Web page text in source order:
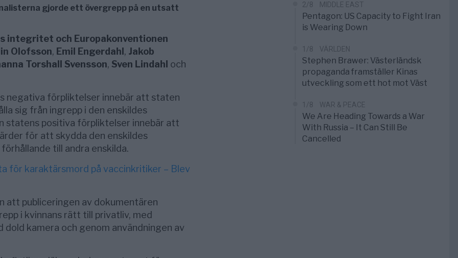
gjorde ett övergrepp på en utsatt
integritet och Europakonventionen
Olofsson, Emil Engerdahl , Jakob
Torshall Svensson, Sven Lindahl och
negativa förpliktelser innebär att staten
sig från ingrepp i den enskildes
statens positiva förpliktelser innebär att
för att skydda den enskildes
till andra enskilda.
för karaktärsmord på vaccinkritiker – Blev
att publiceringen av dokumentären
i kvinnans rätt till privatliv, med
dold kamera och genom användningen av
2/8 MIDDLE EAST
Pentagon: US Capacity to Fight Iran
is Wearing Down
1/8 VÄRLDEN
Stephen Brawer: Västerländsk
propaganda framställer Kinas
utveckling som ett hot mot Väst
1/8 WAR & PEACE
We Are Heading Towards a War
With Russia – It Can Still Be
Cancelled